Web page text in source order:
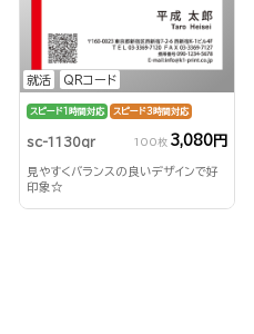
就活 QRコード
スピード1時間対応 スピード3時間対応
sc-1130qr 100枚 3,080円
見やすくバランスの良いデザインで好
印象☆